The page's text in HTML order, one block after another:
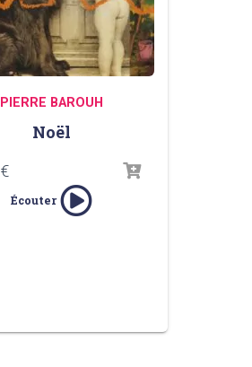
PIERRE BAROUH
Noël
€
Écouter